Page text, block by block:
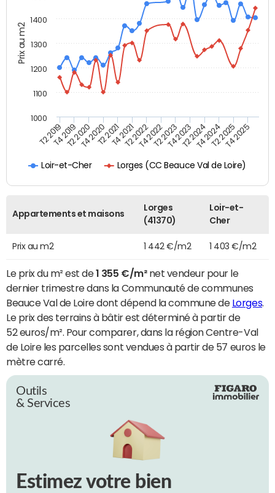
Prix au m2
Loir-et-Cher Lorges (CC Beauce Val de Loire)
T2 2019T4 2019T2 2020T4 2020T2 2021T4 2021T2 2022T4 2022T2 2023T4 2023T2 2024T4 2024T2 2025T4 2025
1000
1100
1200
1300
1400
Appartements et maisons
Lorges
(41370)
Loir-et-
Cher
Prix au m2 1 442 €/m2 1 403 €/m2
Le prix du m² est de1 355 €/m²net vendeur pour le
dernier trimestre dans la Communauté de communes
Beauce Val de Loire dont dépend la commune de Lorges.
Le prix des terrains à bâtir est déterminé à partir de
52 euros/m². Pour comparer, dans la région Centre-Val
de Loire les parcelles sont vendues à partir de 57 euros le
mètre carré.
Outils
& Services
Estimez votre bien